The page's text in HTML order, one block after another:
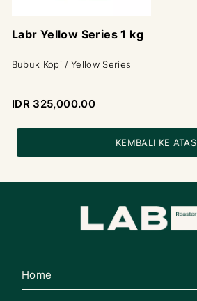
Labr Yellow Series 1 kg
Bubuk Kopi / Yellow Series
IDR 325,000.00
KEMBALI KE ATAS
Home